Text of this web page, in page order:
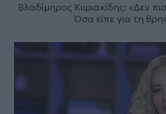
Βλαδίμηρος Κυριακίδης: «Δεν
Όσα είπε για τη